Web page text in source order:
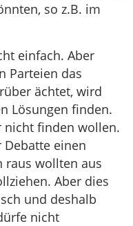
so z.B. im
einfach. Aber
Parteien das
ächtet, wird
Lösungen finden.
nicht finden wollen.
Debatte einen
raus wollten aus
Aber dies
und deshalb
nicht